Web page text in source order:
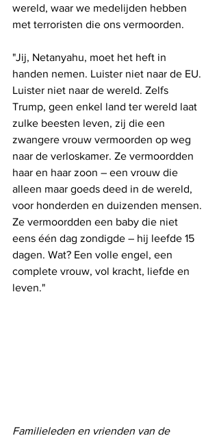
wereld, waar we medelijden hebben
met terroristen die ons vermoorden.
"Jij, Netanyahu, moet het heft in
handen nemen. Luister niet naar de EU.
Luister niet naar de wereld. Zelfs
Trump, geen enkel land ter wereld laat
zulke beesten leven, zij die een
zwangere vrouw vermoorden op weg
naar de verloskamer. Ze vermoordden
haar en haar zoon – een vrouw die
alleen maar goeds deed in de wereld,
voor honderden en duizenden mensen.
Ze vermoordden een baby die niet
eens één dag zondigde – hij leefde 15
dagen. Wat? Een volle engel, een
complete vrouw, vol kracht, liefde en
leven."
Familieleden en vrienden van de